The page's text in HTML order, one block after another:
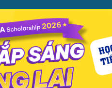
PREMIUM
PHÁP